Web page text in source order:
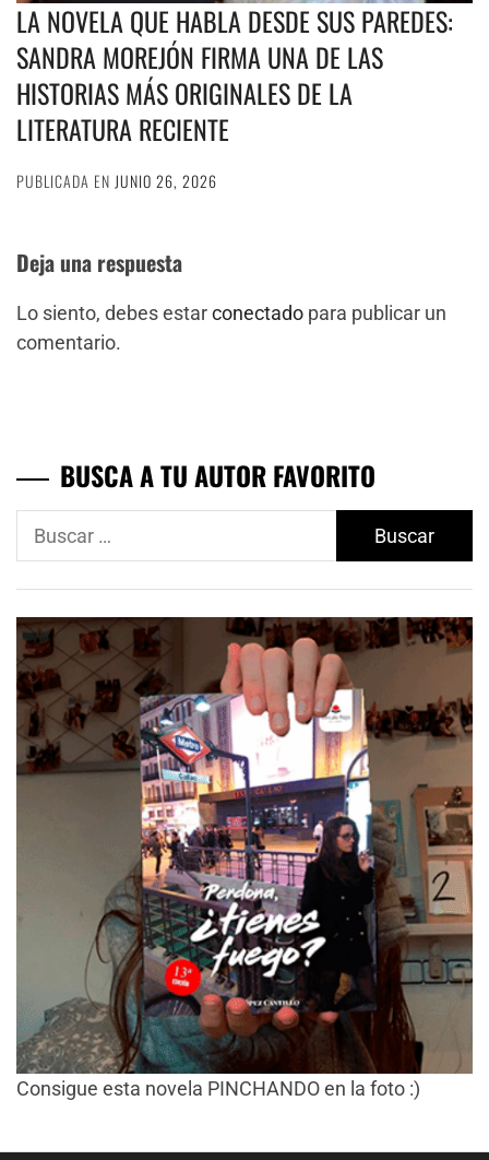
LA NOVELA QUE HABLA DESDE SUS PAREDES:
SANDRA MOREJÓN FIRMA UNA DE LAS
HISTORIAS MÁS ORIGINALES DE LA
LITERATURA RECIENTE
PUBLICADA EN JUNIO 26, 2026
Deja una respuesta
Lo siento, debes estarconectado para publicar un
comentario.
BUSCA A TU AUTOR FAVORITO
Buscar:
Consigue esta novela PINCHANDO en la foto :)